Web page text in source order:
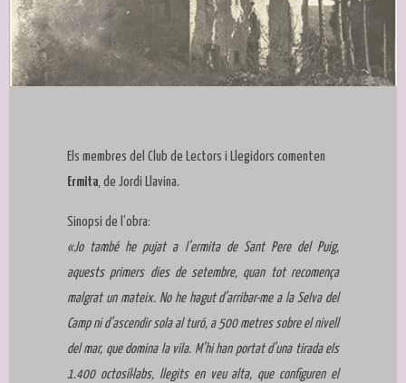
Els membres del Club de Lectors i Llegidors comenten
Ermita, de Jordi Llavina.
Sinopsi de l’obra:
«Jo també he pujat a l’ermita de Sant Pere del Puig,
aquests primers dies de setembre, quan tot recomença
malgrat un mateix. No he hagut d’arribar-me a la Selva del
Camp ni d’ascendir sola al turó, a 500 metres sobre el nivell
del mar, que domina la vila. M’hi han portat d’una tirada els
1.400 octosíl·labs, llegits en veu alta, que configuren el